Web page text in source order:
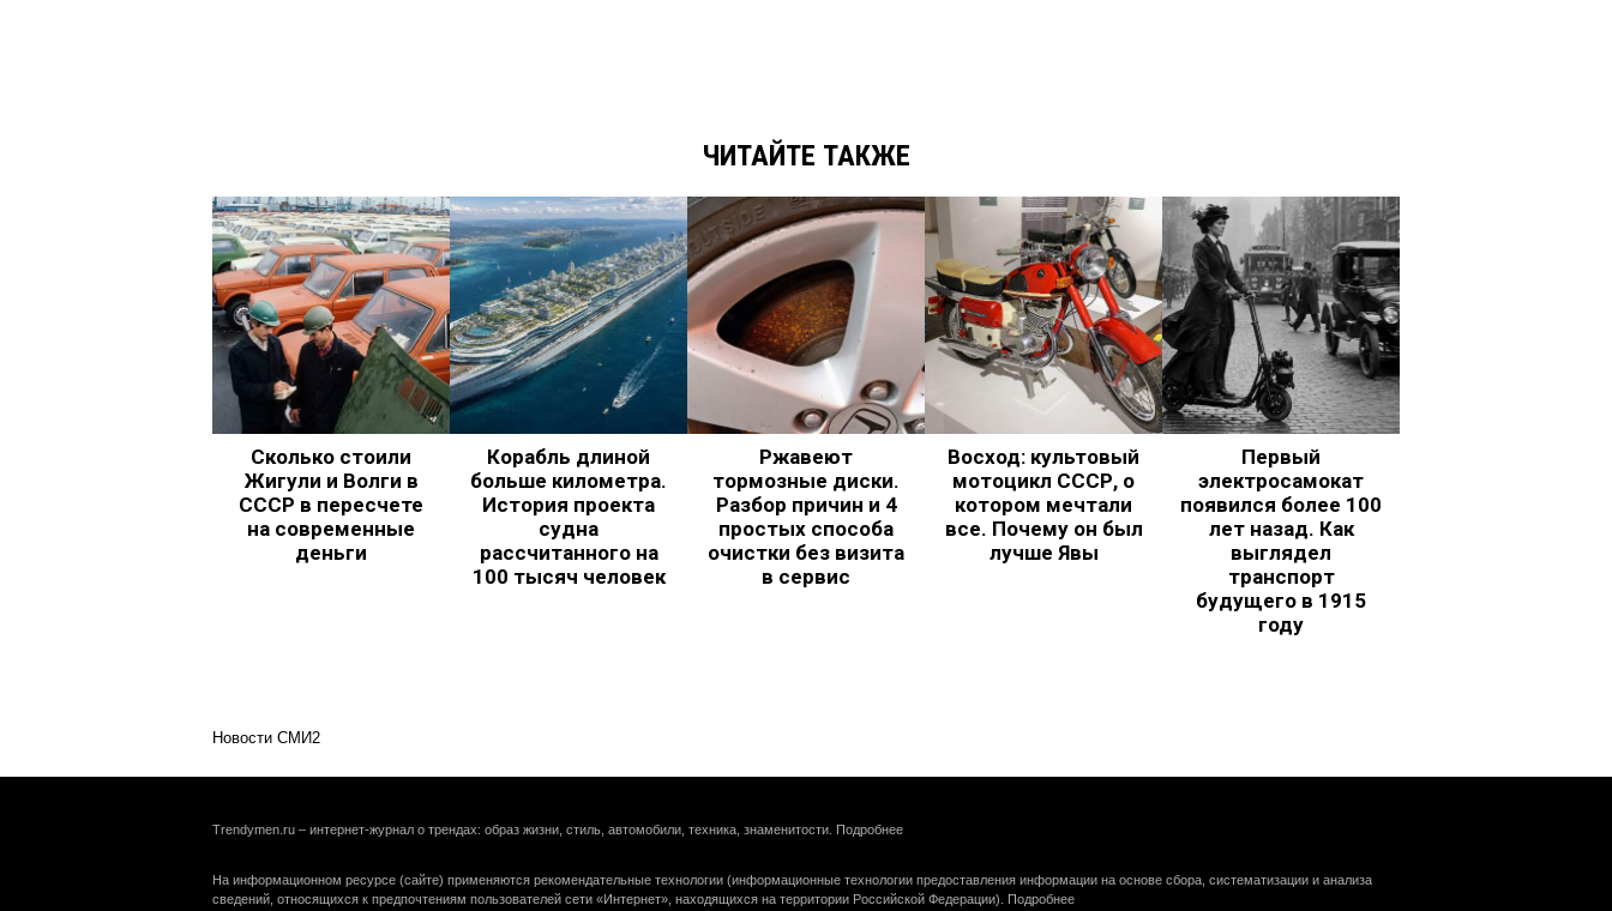
ЧИТАЙТЕ ТАКЖЕ
Сколько стоили
Жигули и Волги в
СССР в пересчете
на современные
деньги
Корабль длиной
больше километра.
История проекта
судна
рассчитанного на
100 тысяч человек
Ржавеют
тормозные диски.
Разбор причин и 4
простых способа
очистки без визита
в сервис
Восход: культовый
мотоцикл СССР, о
котором мечтали
все. Почему он был
лучше Явы
Первый
электросамокат
появился более 100
лет назад. Как
выглядел
транспорт
будущего в 1915
году
Новости СМИ2
Trendymen.ru – интернет-журнал о трендах: образ жизни, стиль, автомобили, техника, знаменитости. Подробнее
На информационном ресурсе (сайте) применяются рекомендательные технологии (информационные технологии предоставления информации на основе сбора, систематизации и анализа
сведений, относящихся к предпочтениям пользователей сети «Интернет», находящихся на территории Российской Федерации). Подробнее